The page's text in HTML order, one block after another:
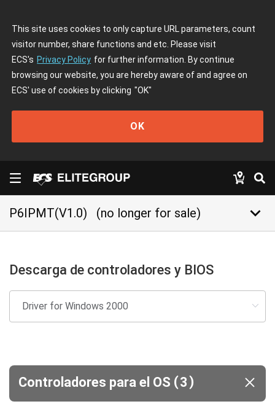
This site uses cookies to only capture URL parameters, count
visitor number, share functions and etc. Please visit
ECS's Privacy Policy for further information. By continue
browsing our website, you are hereby aware of and agree on
ECS' use of cookies by clicking "OK"
OK
P6IPMT(V1.0) (no longer for sale) keyboard_arrow_down
Descarga de controladores y BIOS
Controladores para el OS (3 )